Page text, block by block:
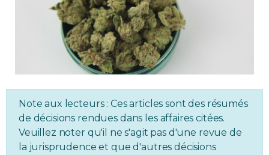
Immobilier
Réglementation
Copropriété
Environnement
Rabais APQ
Note aux lecteurs : Ces articles sont des résumés
de décisions rendues dans les affaires citées.
Veuillez noter qu'il ne s'agit pas d'une revue de
la jurisprudence et que d'autres décisions